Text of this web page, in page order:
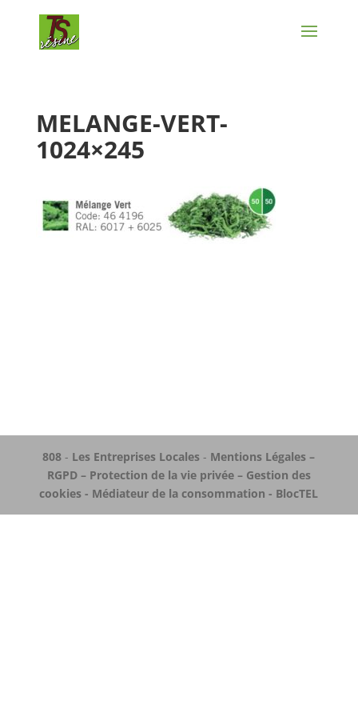
MELANGE-VERT-
1024×245
808 - Les Entreprises Locales - Mentions Légales –
RGPD – Protection de la vie privée – Gestion des
cookies - Médiateur de la consommation - BlocTEL